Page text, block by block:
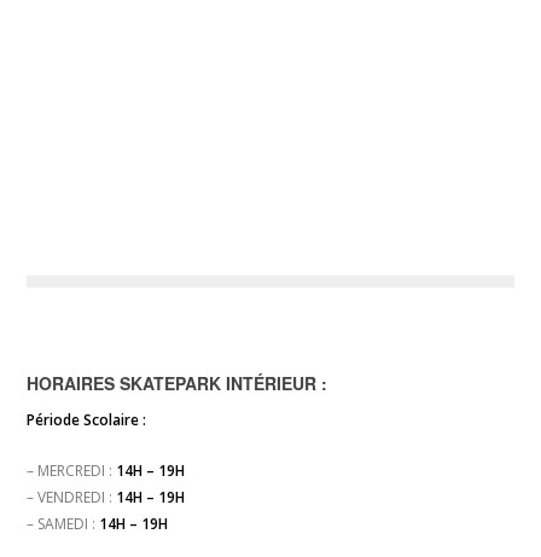
HORAIRES SKATEPARK INTÉRIEUR :
Période Scolaire :
– MERCREDI : 14H – 19H
– VENDREDI : 14H – 19H
– SAMEDI : 14H – 19H